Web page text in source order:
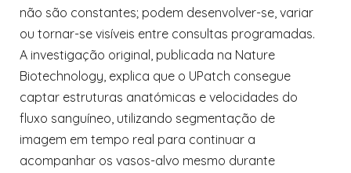
não são constantes; podem desenvolver-se, variar
ou tornar-se visíveis entre consultas programadas.
A investigação original, publicada na Nature
Biotechnology, explica que o UPatch consegue
captar estruturas anatómicas e velocidades do
fluxo sanguíneo, utilizando segmentação de
imagem em tempo real para continuar a
acompanhar os vasos-alvo mesmo durante